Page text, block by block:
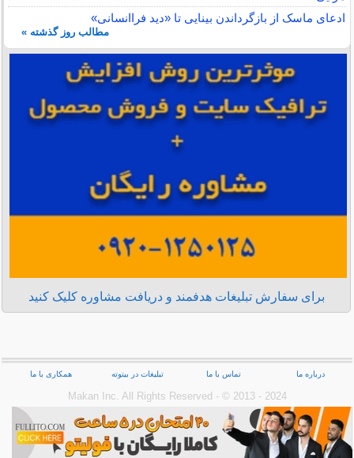
ادعای ماسک از بازگرداندن بینایی تا «دید فراانسانی»
مطالب روز گذشته »
برای سفارش تبلیغات هدفمند و دریافت مشاوره کلیک کنید
درباره ما تماس با ما تبلیغات در بیتوته همکاری با ما
Makan Inc.‎ All Rights Reserved - © 2013 - 2024